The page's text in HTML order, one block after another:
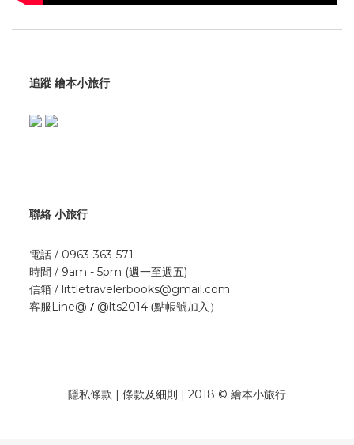
追蹤 繪本小旅行
聯絡 小旅行
電話 / 0963-363-571
時間 / 9am - 5pm (週一至週五)
信箱 / littletravelerbooks@gmail.com
客服Line@ / @lts2014 (點帳號加入）
隱私條款 | 條款及細則 | 2018 © 繪本小旅行